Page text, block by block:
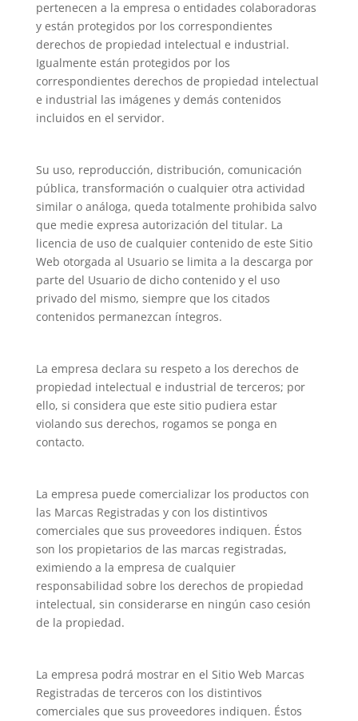
pertenecen a la empresa o entidades colaboradoras
y están protegidos por los correspondientes
derechos de propiedad intelectual e industrial.
Igualmente están protegidos por los
correspondientes derechos de propiedad intelectual
e industrial las imágenes y demás contenidos
incluidos en el servidor.
Su uso, reproducción, distribución, comunicación
pública, transformación o cualquier otra actividad
similar o análoga, queda totalmente prohibida salvo
que medie expresa autorización del titular. La
licencia de uso de cualquier contenido de este Sitio
Web otorgada al Usuario se limita a la descarga por
parte del Usuario de dicho contenido y el uso
privado del mismo, siempre que los citados
contenidos permanezcan íntegros.
La empresa declara su respeto a los derechos de
propiedad intelectual e industrial de terceros; por
ello, si considera que este sitio pudiera estar
violando sus derechos, rogamos se ponga en
contacto.
La empresa puede comercializar los productos con
las Marcas Registradas y con los distintivos
comerciales que sus proveedores indiquen. Éstos
son los propietarios de las marcas registradas,
eximiendo a la empresa de cualquier
responsabilidad sobre los derechos de propiedad
intelectual, sin considerarse en ningún caso cesión
de la propiedad.
La empresa podrá mostrar en el Sitio Web Marcas
Registradas de terceros con los distintivos
comerciales que sus proveedores indiquen. Éstos